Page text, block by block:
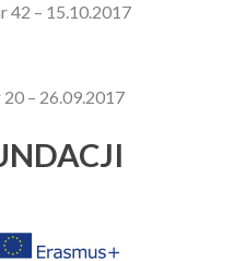
42 – 15.10.2017
– 26.09.2017